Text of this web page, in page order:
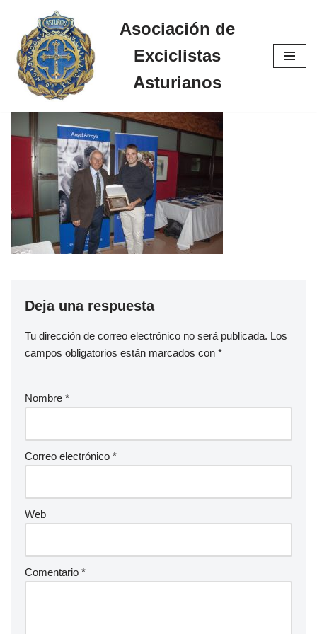
Saltar
al
contenido
Asociación de
Exciclistas
Asturianos
Deja una respuesta
Tu dirección de correo electrónico no será publicada. Los
campos obligatorios están marcados con *
Nombre *
Correo electrónico *
Web
Comentario *